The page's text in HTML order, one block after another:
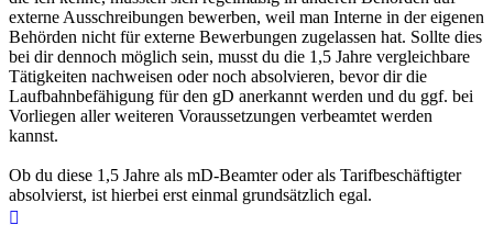
externe Ausschreibungen bewerben, weil man Interne in der eigenen
Behörden nicht für externe Bewerbungen zugelassen hat. Sollte dies
bei dir dennoch möglich sein, musst du die 1,5 Jahre vergleichbare
Tätigkeiten nachweisen oder noch absolvieren, bevor dir die
Laufbahnbefähigung für den gD anerkannt werden und du ggf. bei
Vorliegen aller weiteren Voraussetzungen verbeamtet werden
kannst.
Ob du diese 1,5 Jahre als mD-Beamter oder als Tarifbeschäftigter
absolvierst, ist hierbei erst einmal grundsätzlich egal.